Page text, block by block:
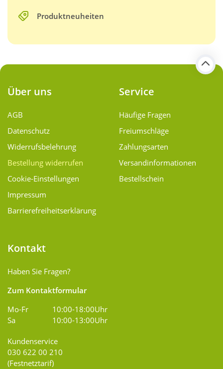
Produktneuheiten
Über uns
AGB
Datenschutz
Widerrufsbelehrung
Bestellung widerrufen
Cookie-Einstellungen
Impressum
Barrierefreiheitserklärung
Service
Häufige Fragen
Freiumschläge
Zahlungsarten
Versand­informationen
Bestellschein
Kontakt
Haben Sie Fragen?
Zum Kontaktformular
Mo-Fr
10:00-18:00Uhr
Sa
10:00-13:00Uhr
Kundenservice
030 622 00 210
(Festnetztarif)